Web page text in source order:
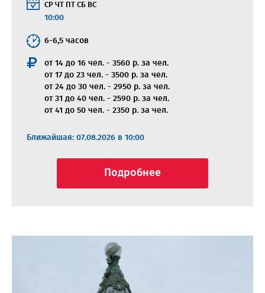
СР ЧТ ПТ СБ ВС
10:00
6-6,5 часов
от 14 до 16 чел. - 3560 р. за чел.
от 17 до 23 чел. - 3500 р. за чел.
от 24 до 30 чел. - 2950 р. за чел.
от 31 до 40 чел. - 2590 р. за чел.
от 41 до 50 чел. - 2350 р. за чел.
Ближайшая: 07.08.2026 в 10:00
Подробнее